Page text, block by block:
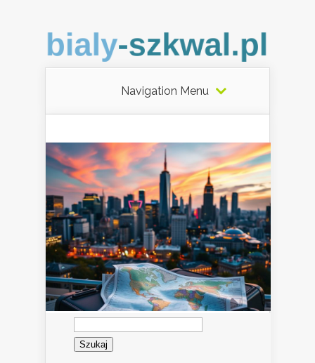
Navigation Menu
Szukaj: